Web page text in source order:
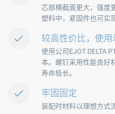
芯部横截面更大，强度
塑料中，紧固件也可实
较高性价比，使用
使用公司EJOT DELTA
本。螺钉采用性能良好
寿命极长。
牢固固定
装配时材料以理想方式